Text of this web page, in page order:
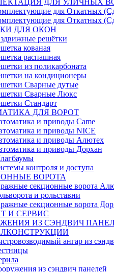
ДЛЯ УЛИЧНЫХ
для Откатных
для Откатных
ДЛЯ ОКОН
решётки
кованая
распашная
из поликарбоната
на кондиционеры
Сварные дутые
Сварные Люкс
Стандарт
ДЛЯ ВОРОТ
и приводы Came
и приводы NICE
и приводы Алютех
и приводы Дорхан
контроля и доступа
ВОРОТА
секционные ворота
и рольставни
секционные ворота
И СЕРВИС
ИЗ СЭНДВИЧ
ангар из
из сэндвич панелей